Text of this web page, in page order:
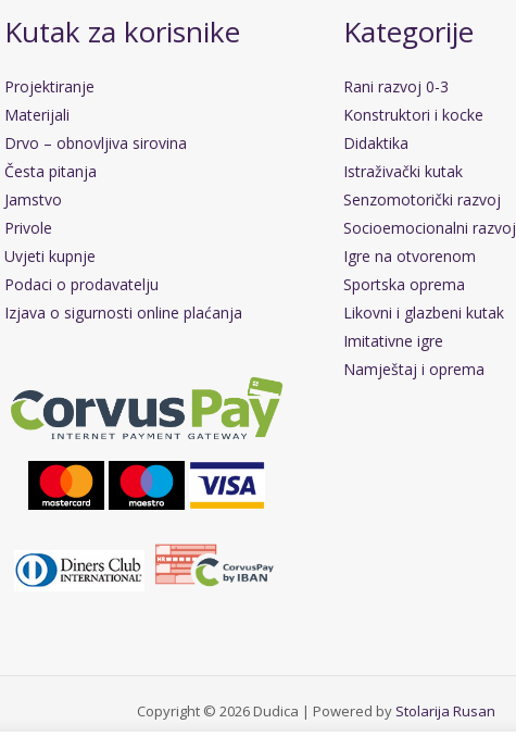
Kutak za korisnike
Projektiranje
Materijali
Drvo – obnovljiva sirovina
Česta pitanja
Jamstvo
Privole
Uvjeti kupnje
Podaci o prodavatelju
Izjava o sigurnosti online plaćanja
Kategorije
Rani razvoj 0-3
Konstruktori i kocke
Didaktika
Istraživački kutak
Senzomotorički razvoj
Socioemocionalni razvoj
Igre na otvorenom
Sportska oprema
Likovni i glazbeni kutak
Imitativne igre
Namještaj i oprema
Copyright © 2026 Dudica | Powered by Stolarija Rusan